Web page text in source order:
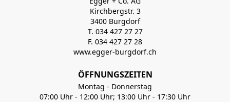
Kirchbergstr. 3
3400 Burgdorf
T. 034 427 27 27
F. 034 427 27 28
www.egger-burgdorf.ch
ÖFFNUNGSZEITEN
Montag - Donnerstag
07:00 Uhr - 12:00 Uhr; 13:00 Uhr - 17:30 Uhr